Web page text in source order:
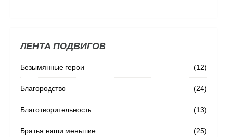
ЛЕНТА ПОДВИГОВ
(12)
Безымянные герои
(24)
Благородство
(13)
Благотворительность
(25)
Братья наши меньшие